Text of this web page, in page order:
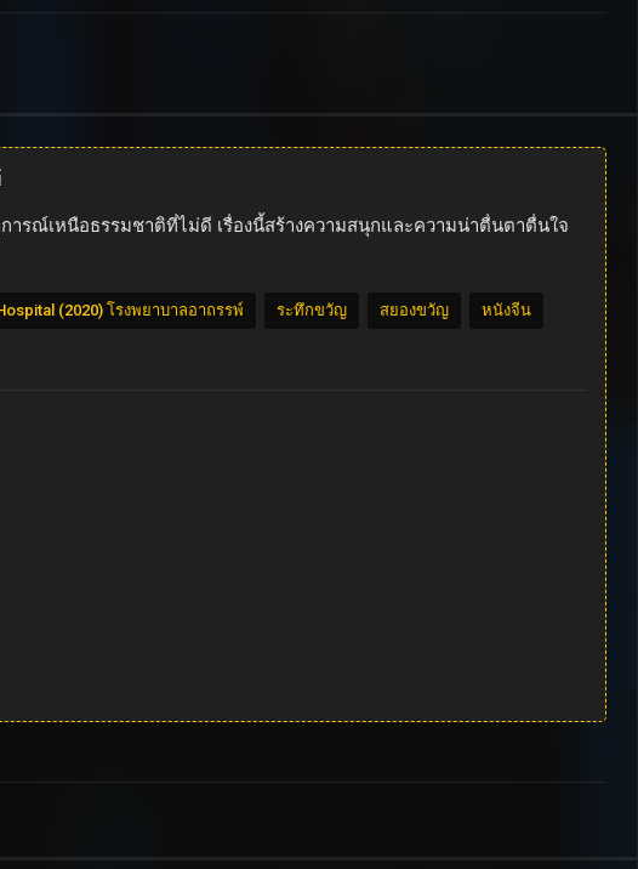
รณ์เหนือธรรมชาติที่ไม่ดี เรื่องนี้สร้างความสนุกและความน่าตื่นตาตื่นใจ
(2020) โรงพยาบาลอาถรรพ์ ระทึกขวัญ สยองขวัญ หนังจีน